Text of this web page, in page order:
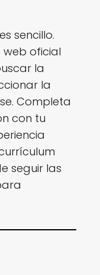
sencillo.
web oficial
la
la
Completa
con tu
seguir las